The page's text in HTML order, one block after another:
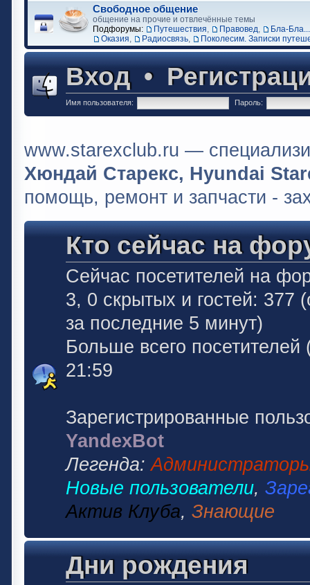
Свободное общение
общение на прочие и отвлечённые темы
Подфорумы:
Путешествия, Правовед,
Бла-Бла...
Оказия, Радиосвязь, Поколесим. Записки
Вход•
Имя пользователя: Пароль:
www.starexclub.ru —
Хюндай Старекс, Hyundai
помощь, ремонт и запчасти -
Кто сейчас на
Сейчас посетителей на
3, 0 скрытых и гостей: 377
за последние 5 минут)
Больше всего посетителей
21:59
Зарегистрированные
YandexBot
Легенда:
Новые пользователи,
Актив Клуба, Знающие
Дни рождения